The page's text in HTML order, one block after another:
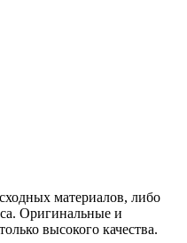
материалов, либо
Оригинальные и
высокого качества.